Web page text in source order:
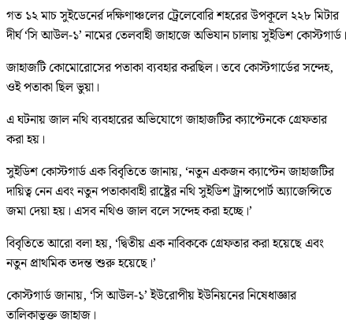
গত ১২ মাচ সুইডেনের্র দক্ষিণাঞ্চলের ট্রেলেবোরি শহরের উপকূলে ২২৮ মিটার
দীর্ঘ ‘সি আউল-১’ নামের তেলবাহী জাহাজে অভিযান চালায় সুইডিশ কোস্টগার্ড।
জাহাজটি কোমোরোসের পতাকা ব্যবহার করছিল। তবে কোস্টগার্ডের সন্দেহ,
ওই পতাকা ছিল ভুয়া।
এ ঘটনায় জাল নথি ব্যবহারের অভিযোগে জাহাজটির ক্যাপ্টেনকে গ্রেফতার
করা হয়।
সুইডিশ কোস্টগার্ড এক বিবৃতিতে জানায়, ‘নতুন একজন ক্যাপ্টেন জাহাজটির
দায়িত্ব নেন এবং নতুন পতাকাবাহী রাষ্ট্রের নথি সুইডিশ ট্রান্সপোর্ট অ্যাজেন্সিতে
জমা দেয়া হয়। এসব নথিও জাল বলে সন্দেহ করা হচ্ছে।’
বিবৃতিতে আরো বলা হয়, ‘দ্বিতীয় এক নাবিককে গ্রেফতার করা হয়েছে এবং
নতুন প্রাথমিক তদন্ত শুরু হয়েছে।’
কোস্টগার্ড জানায়, ‘সি আউল-১’ ইউরোপীয় ইউনিয়নের নিষেধাজ্ঞার
তালিকাভুক্ত জাহাজ।